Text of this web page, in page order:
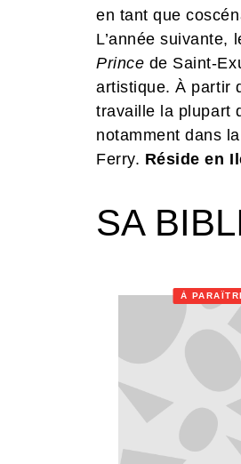
en tant que
L’année
Prince de Saint-
artistique. À partir
travaille la plupart
notamment dans
Ferry. Réside en
SA
À